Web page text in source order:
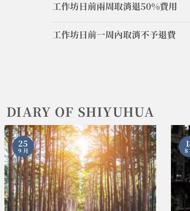
工作坊日前兩周取消退50%費用
工作坊日前一周內取消不予退費
DIARY OF SHIYUHUA
25
9 月 8